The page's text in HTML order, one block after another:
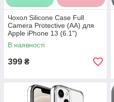
Чохол Silicone Case Full
Camera Protective (AA) для
Apple iPhone 13 (6.1")
В наявності
399 ₴